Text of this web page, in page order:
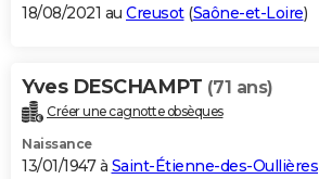
18/08/2021 au Creusot(Saône-et-Loire)
Yves DESCHAMPT (71 ans)
Créer une cagnotte obsèques
Naissance
13/01/1947 à Saint-Étienne-des-Oullières